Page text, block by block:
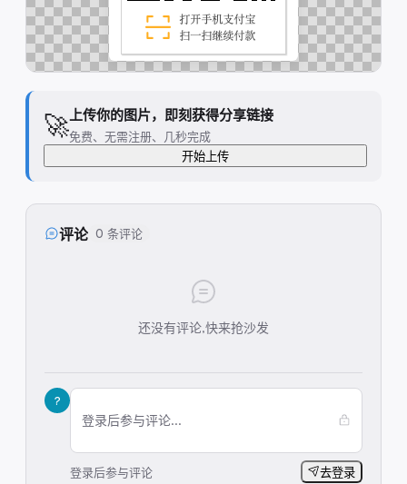
🚀上传你的图片，即刻获得分享链接
免费、无需注册、几秒完成
开始上传
评论 0 条评论
还没有评论,快来抢沙发
?
登录后参与评论...
登录后参与评论 去登录